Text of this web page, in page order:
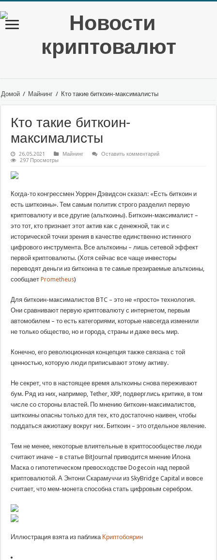
Домой / Майнинг / Кто такие биткоин-максималисты
Кто такие биткоин-
максималисты
26.05.2021 Майнинг
Оставить комментарий
297 Просмотры
Когда-то конгрессмен Уоррен Дэвидсон сказал: «Есть биткоин и
есть шиткоины». Тем самым политик строго разделил первую
криптовалюту и все другие (альткоины). Биткоин-максималист –
это тот, кто признает этот актив как с денежной, так и с
исторической точки зрения в качестве единственно истинного
цифрового инструмента. Все альткоины – лишь сетевой эффект
первой криптовалюты. (Хотя сейчас все чаще инвесторы
переводят деньги из биткоина в те самые презираемые альткоины,
сообщаетPrometheus)
Для биткоин-максималистов BTC – это не «просто» технология.
Они сравнивают первую криптовалюту с интернетом, первым
автомобилем – то есть категориями, которые навсегда изменили
не только общество, но и города, страны и даже весь мир.
Конечно, его революционная концепция также связана с той
ценностью, которую люди приписывают этому активу.
Не секрет, что в настоящее время альткоины снова переживают
бум. Ряд из них, например, Tether, XRP, подверглись критике, в том
числе со стороны властей. По мнению биткоин-максималистов,
шиткоины опасны только для тех, кто достаточно наивен, чтобы
поддаться ажиотажу вокруг них. Биткоин – это отдельное явление.
Тем не менее, некоторые влиятельные в криптосообществе люди
считают иначе – в статье BitJournal приводится мнение Илона
Маска о гипотетическом превосходстве Dogecoin над первой
криптовалютой. А Энтони Скарамуччи из SkyBridge Capital и вовсе
считает, что мем-монета способна стать цифровым серебром.
Иллюстрация взята из паблика Криптобоярин